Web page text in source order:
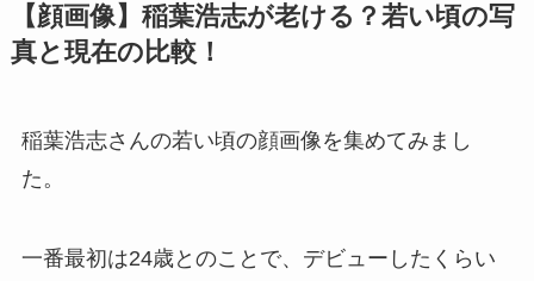
【顔画像】稲葉浩志が老ける？若い頃の写
真と現在の比較！
稲葉浩志さんの若い頃の顔画像を集めてみまし
た。
一番最初は24歳とのことで、デビューしたくらい